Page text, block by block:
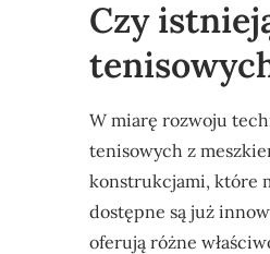
Czy
W miarę rozwoju
tenisowych z
konstrukcjami, które
dostępne są już
oferują różne